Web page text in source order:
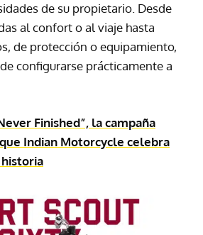
de su propietario. Desde
al confort o al viaje hasta
de protección o equipamiento,
configurarse prácticamente a
Finished”, la campaña
Indian Motorcycle celebra
historia